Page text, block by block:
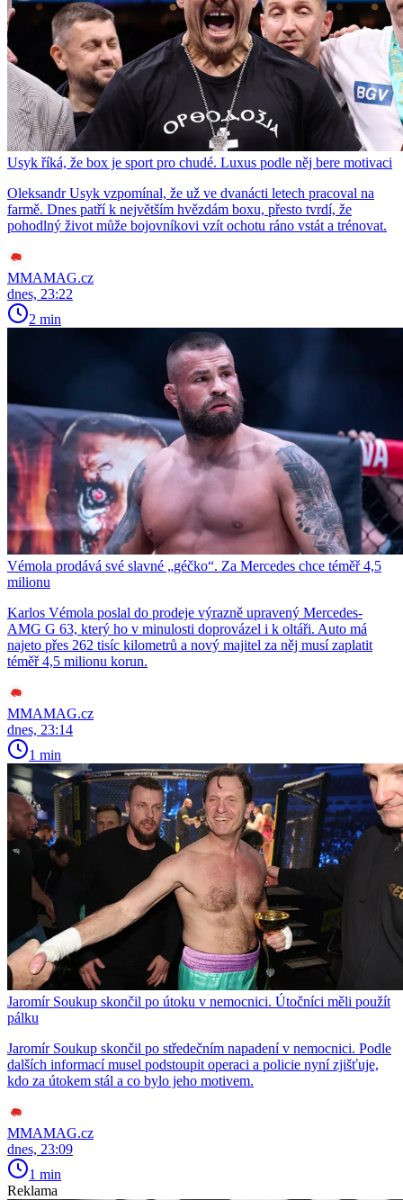
Usyk říká, že box je sport pro chudé. Luxus podle něj bere motivaci
Oleksandr Usyk vzpomínal, že už ve dvanácti letech pracoval na
farmě. Dnes patří k největším hvězdám boxu, přesto tvrdí, že
pohodlný život může bojovníkovi vzít ochotu ráno vstát a trénovat.
MMAMAG.cz
dnes, 23:22
2 min
Vémola prodává své slavné „géčko“. Za Mercedes chce téměř 4,5
milionu
Karlos Vémola poslal do prodeje výrazně upravený Mercedes-
AMG G 63, který ho v minulosti doprovázel i k oltáři. Auto má
najeto přes 262 tisíc kilometrů a nový majitel za něj musí zaplatit
téměř 4,5 milionu korun.
MMAMAG.cz
dnes, 23:14
1 min
Jaromír Soukup skončil po útoku v nemocnici. Útočníci měli použít
pálku
Jaromír Soukup skončil po středečním napadení v nemocnici. Podle
dalších informací musel podstoupit operaci a policie nyní zjišťuje,
kdo za útokem stál a co bylo jeho motivem.
MMAMAG.cz
dnes, 23:09
1 min
Reklama